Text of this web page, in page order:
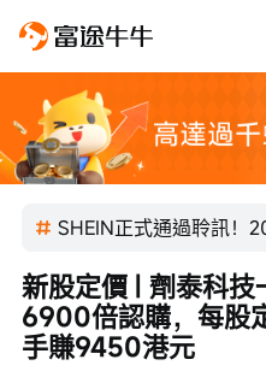
SHEIN正式通過聆訊！
新股定價 | 劑泰科
6900倍認購，每股
手賺9450港元